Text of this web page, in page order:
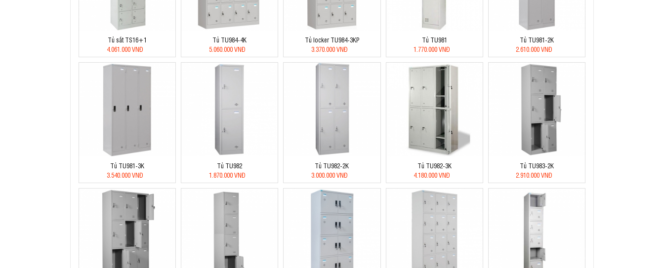
Tủ sắt TS16+1
4.061.000 VNĐ
Tủ TU984-4K
5.060.000 VNĐ
Tủ locker TU984-3KP
3.370.000 VNĐ
Tủ TU981
1.770.000 VNĐ
Tủ TU981-2K
2.610.000 VNĐ
Tủ TU981-3K
3.540.000 VNĐ
Tủ TU982
1.870.000 VNĐ
Tủ TU982-2K
3.000.000 VNĐ
Tủ TU982-3K
4.180.000 VNĐ
Tủ TU983-2K
2.910.000 VNĐ